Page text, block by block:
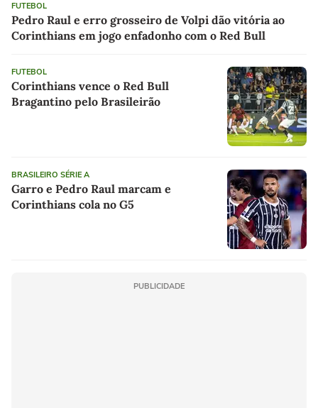
FUTEBOL
Pedro Raul e erro grosseiro de Volpi dão vitória ao
Corinthians em jogo enfadonho com o Red Bull
FUTEBOL
Corinthians vence o Red Bull
Bragantino pelo Brasileirão
BRASILEIRO SÉRIE A
Garro e Pedro Raul marcam e
Corinthians cola no G5
PUBLICIDADE